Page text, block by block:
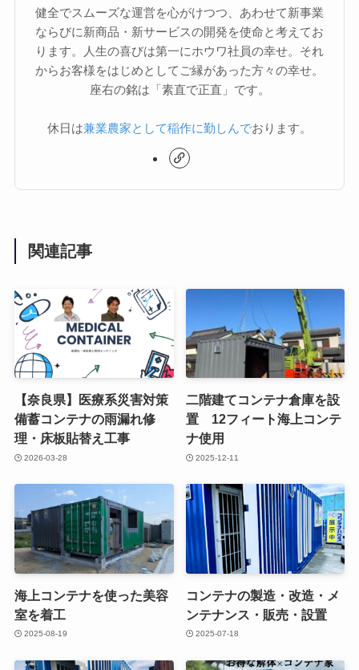
健全でスムーズな運営を心がけつつ、あわせて新事業
ならびに新商品・新サービスの開発を使命と考えてお
ります。人生の喜びは第一にホウワ社員の幸せ。それ
からお客様をはじめとしてご縁があった方々の幸せ。
座右の銘は「素直で正直」です。
休日は兼業農家として稲作に勤しんでおります。
関連記事
【奈良県】医療系災害対策
備蓄コンテナの雨漏れ修
理・床板貼替え工事
2026-03-28
二階建てコンテナ倉庫を設
置 12フィート海上コンテ
ナ使用
2025-12-11
海上コンテナを使った美容
室を着工
2025-08-19
コンテナの製造・改造・メ
ンテナンス・販売・設置
2025-07-18